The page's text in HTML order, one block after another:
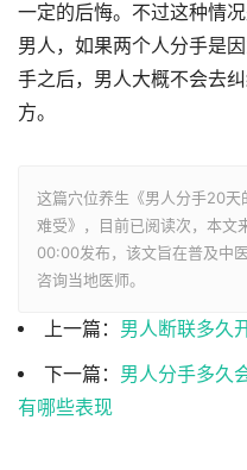
一定的后悔。不过这种情
男人，如果两个人分手是
手之后，男人大概不会去
方。
这篇穴位养生《男人分手20
难受》，目前已阅读次，本文
00:00发布，该文旨在普及中
咨询当地医师。
上一篇： 男人断联多久
下一篇： 男人分手多久
有哪些表现